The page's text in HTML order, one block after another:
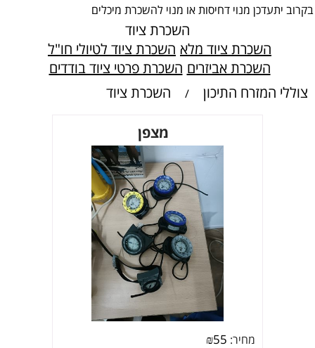
בקרוב יתעדכן מנוי דחיסות או מנוי להשכרת מיכלים
השכרת ציוד
השכרת ציוד מלא השכרת ציוד לטיולי חו"ל
השכרת אביזרים השכרת פרטי ציוד בודדים
צוללי המזרח התיכון
/ השכרת ציוד
מצפן
מחיר: ₪55